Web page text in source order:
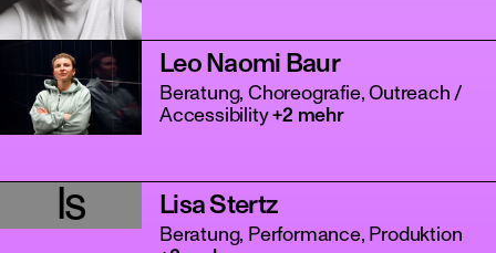
Leo Naomi Baur
Beratung, Choreografie, Outreach /
Accessibility+2 mehr
ls Lisa Stertz
Beratung, Performance, Produktion